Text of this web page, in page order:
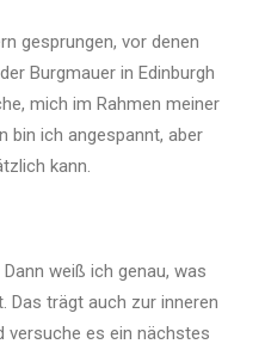
gesprungen, vor denen
Burgmauer in Edinburgh
mich im Rahmen meiner
bin ich angespannt, aber
kann.
weiß ich genau, was
Das trägt auch zur inneren
versuche es ein nächstes